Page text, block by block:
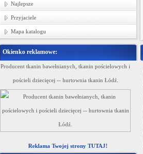
Najlepsze
Przyjaciele
Mapa katalogu
Okienko reklamowe:
Producent tkanin bawełnianych, tkanin pościelowych i
pościeli dziecięcej -- hurtownia tkanin Łódź.
Reklama Twojej strony TUTAJ!